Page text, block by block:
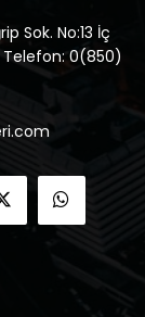
Sok. No:13 İç
Telefon: 0(850)